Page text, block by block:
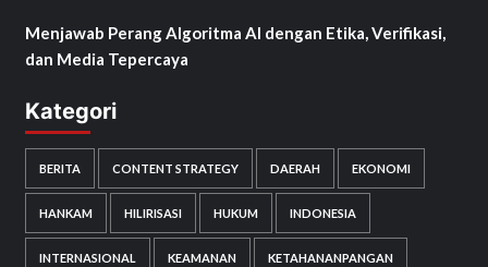
Menjawab Perang Algoritma AI dengan Etika, Verifikasi,
dan Media Tepercaya
Kategori
BERITA CONTENT STRATEGY DAERAH EKONOMI
HANKAM HILIRISASI HUKUM INDONESIA
INTERNASIONAL KEAMANAN KETAHANANPANGAN